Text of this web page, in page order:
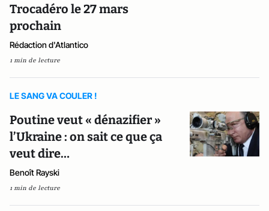
Trocadéro le 27 mars
prochain
Rédaction d'Atlantico
1 min de lecture
LE SANG VA COULER !
Poutine veut « dénazifier »
l’Ukraine : on sait ce que ça
veut dire…
Benoît Rayski
1 min de lecture